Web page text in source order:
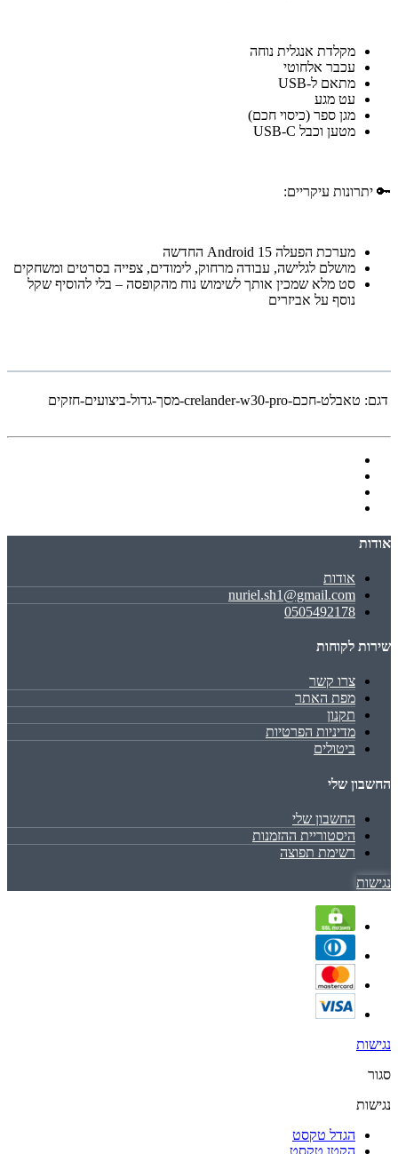
מקלדת אנגלית נוחה
עכבר אלחוטי
מתאם ל-USB
עט מגע
מגן ספר (כיסוי חכם)
מטען וכבל USB-C
🔑 יתרונות עיקריים:
מערכת הפעלה Android 15 החדשה
מושלם לגלישה, עבודה מרחוק, לימודים, צפייה בסרטים ומשחקים
סט מלא שמכין אותך לשימוש נוח מהקופסה – בלי להוסיף שקל
נוסף על אביזרים
דגם: טאבלט-חכם-crelander-w30-pro-מסך-גדול-ביצועים-חזקים
אודות
אודות
nuriel.sh1@gmail.com
0505492178
שירות לקוחות
צרו קשר
מפת האתר
תקנון
מדיניות הפרטיות
ביטולים
החשבון שלי
החשבון שלי
היסטוריית ההזמנות
רשימת תפוצה
נגישות
נגישות
סגור
נגישות
הגדל טקסט
הקטן טקסט